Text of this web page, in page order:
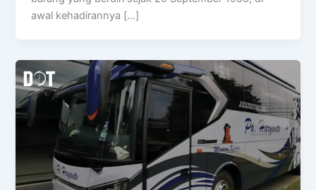
awal kehadirannya […]